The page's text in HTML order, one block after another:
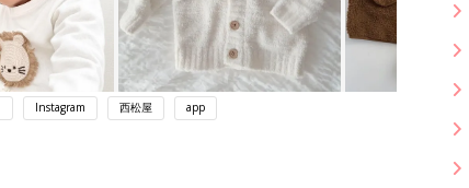
Instagram 西松屋 app